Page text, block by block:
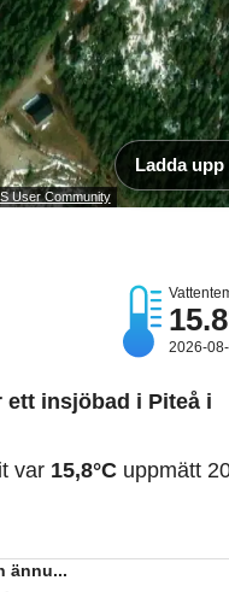
User Community
Ladda
2026-
ett insjöbad i Piteå i
var 15,8°C uppmätt
ännu...